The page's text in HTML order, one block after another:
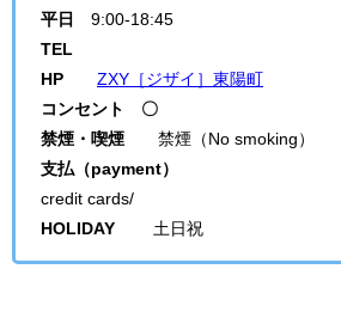
平日
9:00-18:45
TEL
HP
ZXY［ジザイ］東陽町
コンセント 〇
禁煙・喫煙 禁煙（No smoking）
支払（payment）
credit cards/
HOLIDAY 土日祝